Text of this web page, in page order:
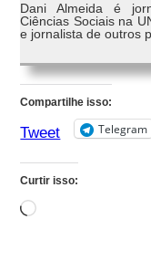
Dani Almeida é
Ciências Sociais na
e jornalista de outros
Compartilhe isso:
Tweet Telegram
Curtir isso:
Carregando...